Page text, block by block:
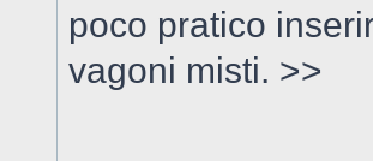
poco pratico
vagoni misti. >>